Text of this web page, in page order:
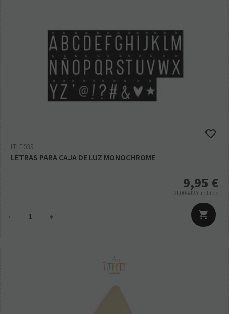
LTLE035
LETRAS PARA CAJA DE LUZ MONOCHROME
9,95 €
21.00% IVA incluido
- +